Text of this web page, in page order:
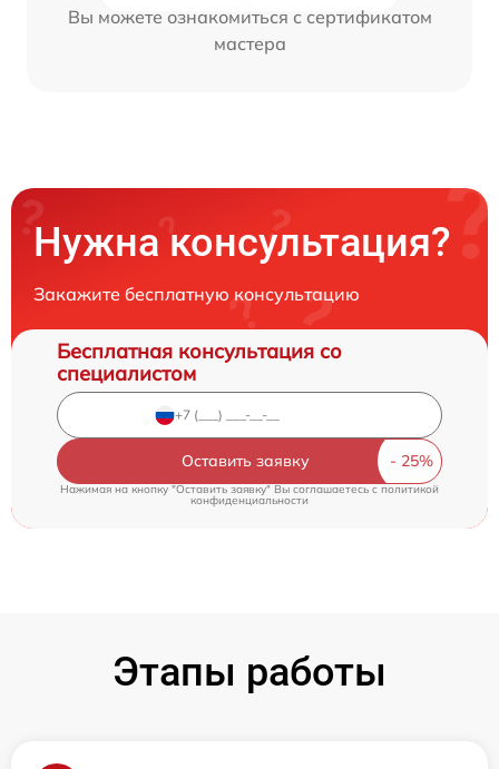
Вы можете ознакомиться с сертификатом
мастера
Нужна консультация?
Закажите бесплатную консультацию
Бесплатная консультация со
специалистом
Оставить заявку
Нажимая на кнопку "Оставить заявку" Вы соглашаетесь cполитикой
конфиденциальности
Этапы работы